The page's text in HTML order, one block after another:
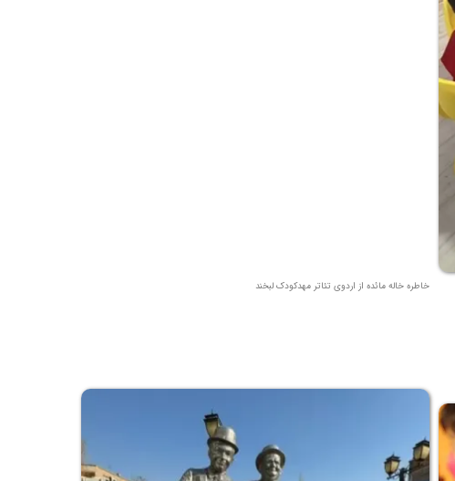
خاطره خاله مائده از اردوی تئاتر مهدکودک لبخند